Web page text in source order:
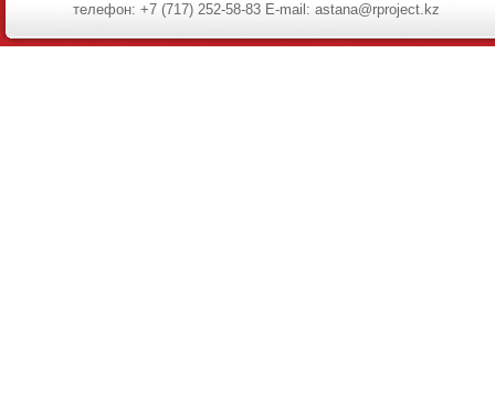
телефон: +7 (717) 252-58-83 E-mail: astana@rproject.kz